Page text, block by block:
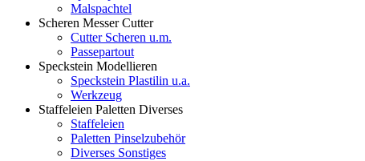
Malspachtel
Scheren Messer Cutter
Cutter Scheren u.m.
Passepartout
Speckstein Modellieren
Speckstein Plastilin u.a.
Werkzeug
Staffeleien Paletten Diverses
Staffeleien
Paletten Pinselzubehör
Diverses Sonstiges